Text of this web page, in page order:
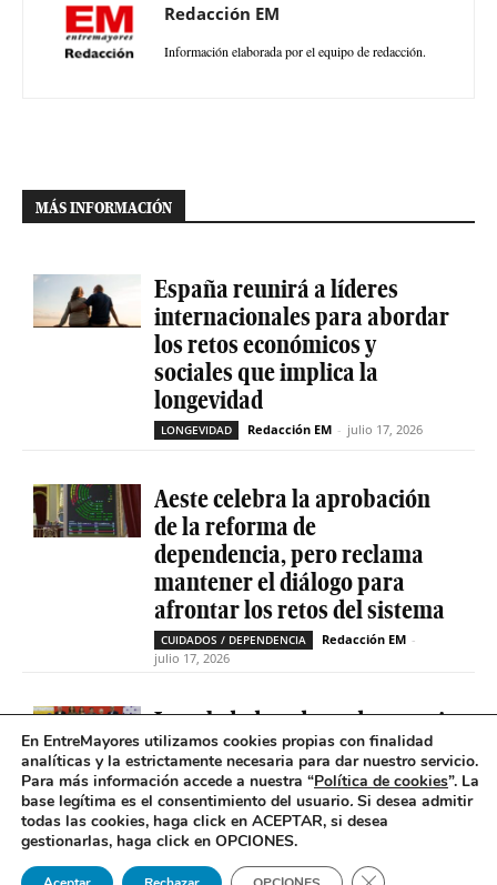
Redacción EM
Información elaborada por el equipo de redacción.
MÁS INFORMACIÓN
España reunirá a líderes
internacionales para abordar
los retos económicos y
sociales que implica la
longevidad
LONGEVIDAD Redacción EM - julio 17, 2026
Aeste celebra la aprobación
de la reforma de
dependencia, pero reclama
mantener el diálogo para
afrontar los retos del sistema
CUIDADOS / DEPENDENCIA Redacción EM -
julio 17, 2026
La soledad no deseada es casi
cinco veces superior entre
personas que tienen
problemas de salud mental
SOLEDAD NO DESEADA Redacción EM
julio 16, 2026
En EntreMayores utilizamos cookies propias con finalidad
analíticas y la estrictamente necesaria para dar nuestro servicio.
Para más información accede a nuestra “Política de cookies”. La
base legítima es el consentimiento del usuario. Si desea admitir
todas las cookies, haga click en ACEPTAR, si desea
gestionarlas, haga click en OPCIONES.
Cerrar el banner